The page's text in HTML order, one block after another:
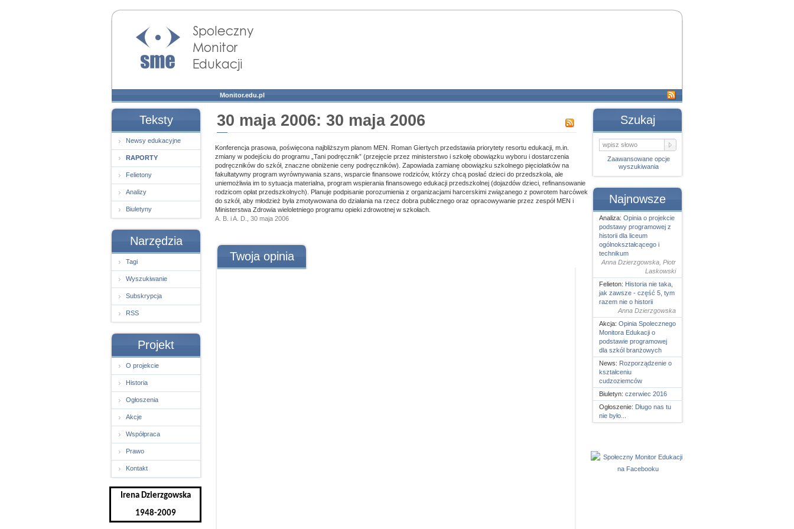
Społeczny Monitor
Edukacji
Monitor.edu.pl
Teksty
Newsy edukacyjne
RAPORTY
Felietony
Analizy
Biuletyny
Narzędzia
Tagi
Wyszukiwanie
Subskrypcja
RSS
Projekt
O projekcie
Historia
Ogłoszenia
Akcje
Współpraca
Prawo
Kontakt
Irena Dzierzgowska
1948-2009
30 maja 2006: 30 maja 2006
Konferencja prasowa, poświęcona najbliższym planom MEN. Roman Giertych przedstawia priorytety resortu edukacji, m.in.
zmiany w podejściu do programu „Tani podręcznik” (przejęcie przez ministerstwo i szkołę obowiązku wyboru i dostarczenia
podręczników do szkół, znaczne obniżenie ceny podręczników). Zapowiada zamianę obowiązku szkolnego pięciolatków na
fakultatywny program wyrównywania szans, wsparcie finansowe rodziców, którzy chcą posłać dzieci do przedszkola, ale
uniemożliwia im to sytuacja materialna, program wspierania finansowego edukacji przedszkolnej (dojazdów dzieci, refinansowanie
rodzicom opłat przedszkolnych). Planuje podpisanie porozumienia z organizacjami harcerskimi związanego z powrotem harcówek
do szkół, aby młodzież była zmotywowana do działania na rzecz dobra publicznego oraz opracowywanie przez zespół MEN i
Ministerstwa Zdrowia wieloletniego programu opieki zdrowotnej w szkołach.
A. B. i A. D., 30 maja 2006
Twoja opinia
Szukaj
Zaawansowane opcje
wyszukiwania
Najnowsze
Analiza: Opinia o projekcie
podstawy programowej z
historii dla liceum
ogólnokształcącego i
technikum
Anna Dzierzgowska, Piotr
Laskowski
Felieton: Historia nie taka,
jak zawsze - część 5, tym
razem nie o historii
Anna Dzierzgowska
Akcja: Opinia Spolecznego
Monitora Edukacji o
podstawie programowej
dla szkól branżowych
News: Rozporządzenie o
kształceniu
cudzoziemców
Biuletyn: czerwiec 2016
Ogłoszenie: Długo nas tu
nie było...